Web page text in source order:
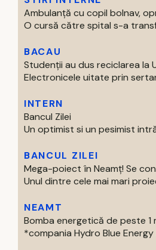
Ambulanță cu copil bolnav,
O cursă către spital s-a
BACAU
Studenții au dus reciclarea la
Electronicele uitate prin
INTERN
Bancul Zilei
Un optimist si un pesimist
BANCUL ZILEI
Mega-poiect în Neamț! Se
Unul dintre cele mai mari
NEAMT
Bomba energetică de peste 1
*compania Hydro Blue